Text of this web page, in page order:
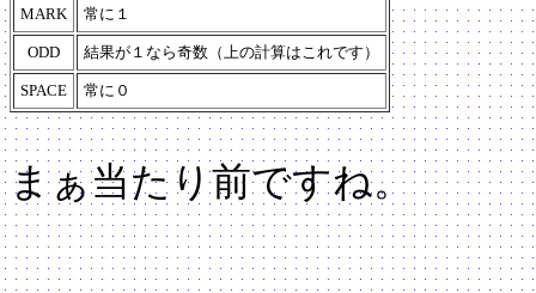
MARK 常に１
ODD 結果が１なら奇数（上の計算はこれです）
SPACE 常に０
まぁ当たり前ですね。